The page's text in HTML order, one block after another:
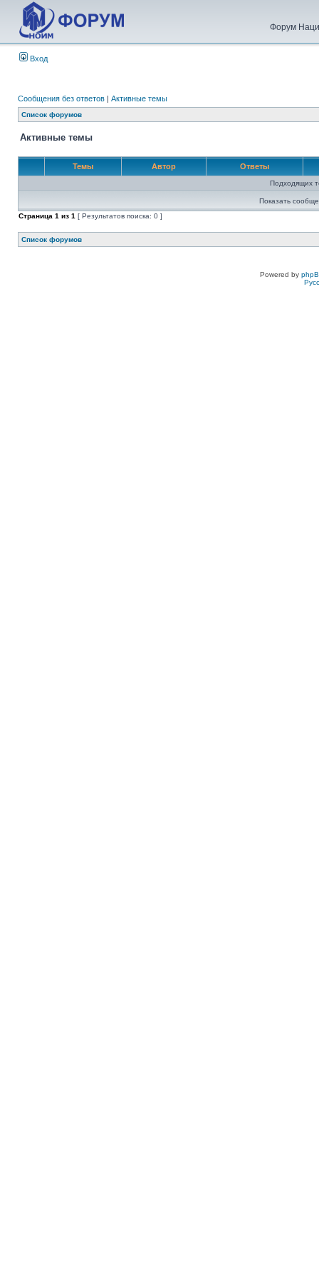
Форум
Вход
Сообщения без ответов | Активные темы
Список форумов
Активные темы
Темы Автор Ответы
Подходящих
Показать
Страница 1 из 1 [ Результатов поиска: 0 ]
Список форумов
Powered by